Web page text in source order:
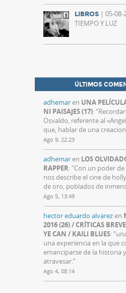
LIBROS | 05-08-
TIEMPO Y LUZ
ÚLTIMOS
adhemaren UNA
NI PAISAJES (17): “
Osvaldo, referente al
que, hablar de una
Ago 9, 22:23
adhemaren LOS
RAPPER: “Con un poder
nos describe el cine de
de oro, poblados de
Ago 5, 13:49
hector eduardo alvarezen
2016 (26) / CRÍTICAS
YE CAN / KAILI BLUES: “
una experiencia en la que
emanciparse de la historia
atravesar.”
Ago 4, 08:14